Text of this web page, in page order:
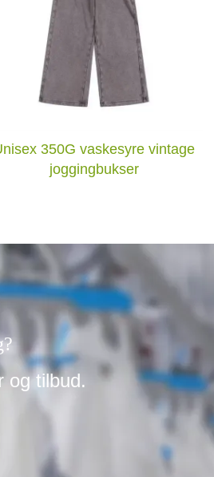
350G vaskesyre vintage
joggingbukser
og tilbud.